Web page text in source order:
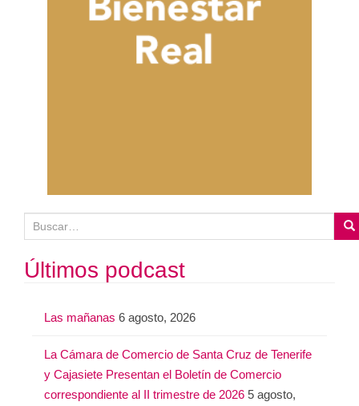
u
s
c
Últimos podcast
Las mañanas 6 agosto, 2026
La Cámara de Comercio de Santa Cruz de Tenerife
y Cajasiete Presentan el Boletín de Comercio
correspondiente al II trimestre de 2026 5 agosto,